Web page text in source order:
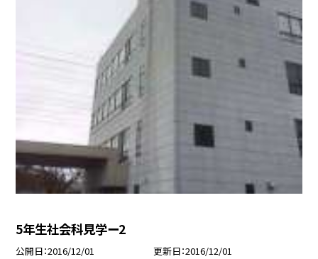
5年生社会科見学ー2
公開日 2016/12/01 更新日 2016/12/01